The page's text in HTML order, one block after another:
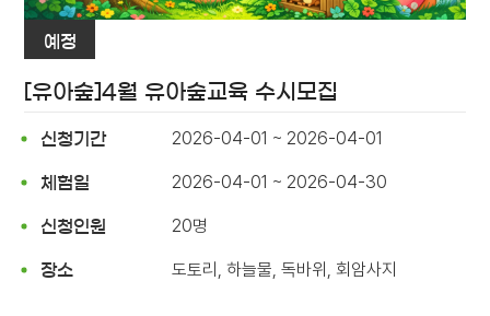
예정
[유아숲]4월 유아숲교육 수시모집
신청기간 2026-04-01 ~ 2026-04-01
체험일 2026-04-01 ~ 2026-04-30
신청인원 20명
장소 도토리, 하늘물, 독바위, 회암사지